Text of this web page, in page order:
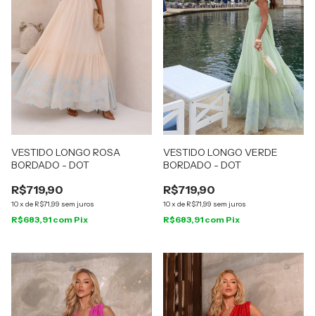
VESTIDO LONGO ROSA
BORDADO - DOT
R$719,90
10x de R$71,99 sem juros
R$683,91 com Pix
VESTIDO LONGO VERDE
BORDADO - DOT
R$719,90
10x de R$71,99 sem juros
R$683,91 com Pix